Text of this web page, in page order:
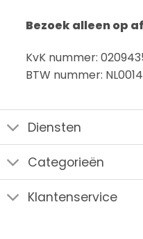
Bezoek alleen op
KvK nummer:
BTW nummer:
Diensten
Categorieën
Klantenservice